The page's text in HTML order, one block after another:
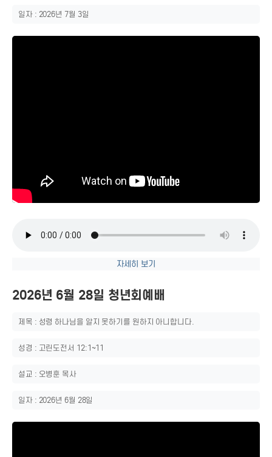
일자 : 2026년 7월 3일
자세히 보기
2026년 6월 28일 청년회예배
제목 : 성령 하나님을 알지 못하기를 원하지 아니합니다.
성경 : 고린도전서 12:1~11
설교 : 오병훈 목사
일자 : 2026년 6월 28일